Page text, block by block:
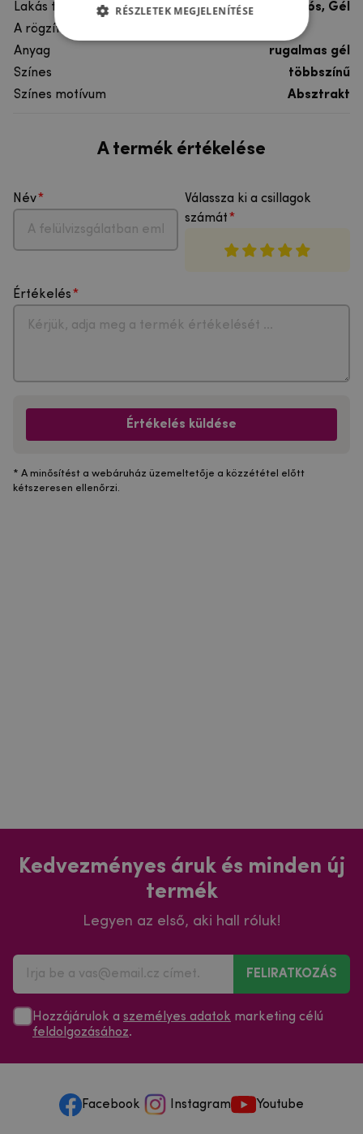
Lakás típusa
Ultra tartós, Gél
A rögzítés típusa
Anyag
rugalmas gél
Színes
többszínű
Színes motívum
Absztrakt
A termék értékelése
Név
Válassza ki a csillagok
számát
Értékelés
Értékelés küldése
* A minősítést a webáruház üzemeltetője a közzététel előtt
kétszeresen ellenőrzi.
Kedvezményes áruk és minden új
termék
Legyen az első, aki hall róluk!
FELIRATKOZÁS
Hozzájárulok a személyes adatok marketing célú
feldolgozásához.
Facebook Instagram Youtube
RÉSZLETEK MEGJELENÍTÉSE